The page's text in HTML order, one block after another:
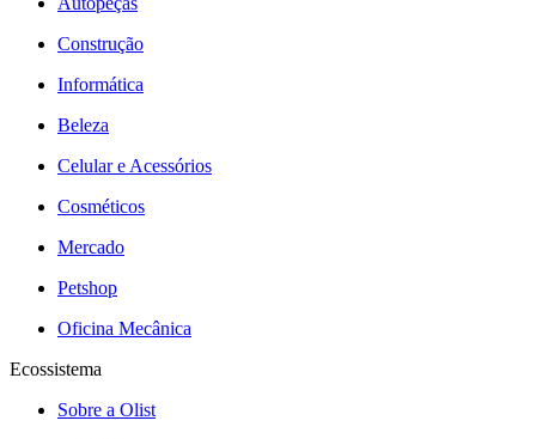
Construção
Informática
Beleza
Celular e Acessórios
Cosméticos
Mercado
Petshop
Oficina Mecânica
Ecossistema
Sobre a Olist